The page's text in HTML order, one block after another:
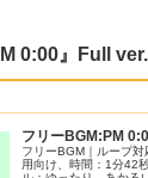
0:00』Full ver.
フリーBGM:PM
フリーBGM｜ループ
用向け、時間：1分42